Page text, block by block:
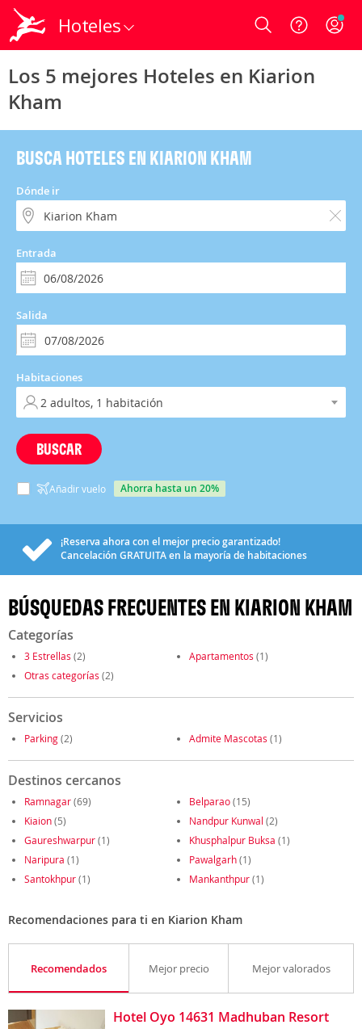
Hoteles Login
Los 5 mejores Hoteles en Kiarion
Kham
BUSCA HOTELES EN KIARION KHAM
Dónde ir
Entrada
Salida
Habitaciones
BUSCAR
Añadir vuelo ahorra hasta un 20%
¡Reserva ahora con el mejor precio garantizado!
Cancelación GRATUITAen la mayoría de habitaciones
BÚSQUEDAS FRECUENTES EN KIARION KHAM
Categorías
3 Estrellas (2) Apartamentos (1)
Otras categorías (2)
Servicios
Parking(2) Admite Mascotas (1)
Destinos cercanos
Ramnagar(69) Belparao(15)
Kiaion(5) Nandpur Kunwal (2)
Gaureshwarpur(1) Khusphalpur Buksa (1)
Naripura (1) Pawalgarh(1)
Santokhpur(1) Mankanthpur(1)
Recomendaciones para ti en Kiarion Kham
Recomendados Mejor precio Mejor valorados
Hotel Oyo 14631 Madhuban Resort